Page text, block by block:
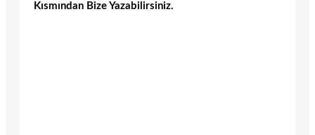
Kısmından Bize Yazabilirsiniz.